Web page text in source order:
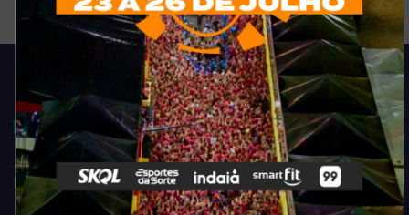
Acompanhe todas as novidades do entretenimento na região de
Fortaleza. Dicas, promoções, coberturas exclusivas e muito mais.